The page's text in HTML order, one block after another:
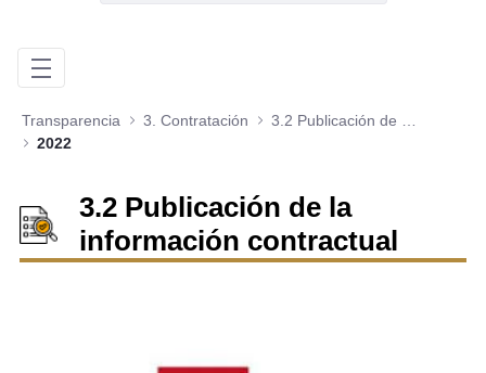
Transparencia 3. Contratación
2022
3.2 Publicación de la
información contractual